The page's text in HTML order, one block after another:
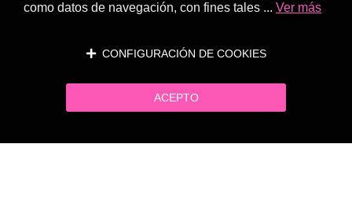
como datos de navegación, con fines tales ... Ver más
CONFIGURACIÓN DE COOKIES
ACEPTO